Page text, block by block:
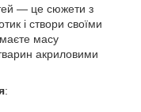
— це сюжети з
і створи своїми
масу
акриловими
: